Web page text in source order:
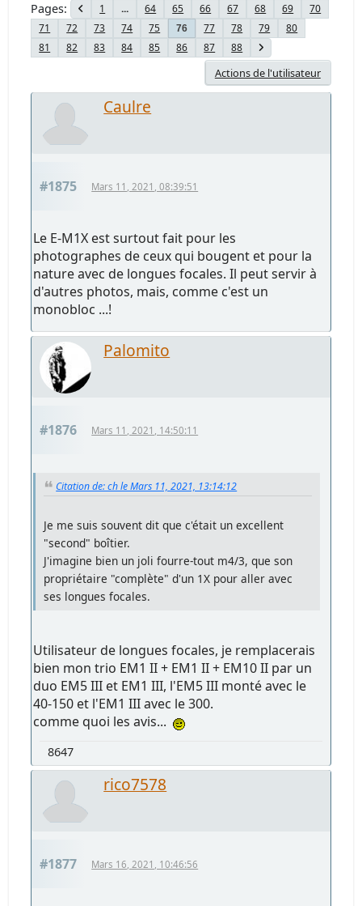
Pages 1 ... 64 65 66 67 68 69
70
71
72 73 74 75 76 77 78 79
80
81
82 83 84 85 86 87 88
Actions de l'utilisateur
Caulre
#1875 Mars 11, 2021, 08:39:51
Le E-M1X est surtout fait pour les
photographes de ceux qui bougent et pour la
nature avec de longues focales. Il peut servir à
d'autres photos, mais, comme c'est un
monobloc ...!
Palomito
#1876 Mars 11, 2021, 14:50:11
Citation de: ch le Mars 11, 2021, 13:14:12
Je me suis souvent dit que c'était un excellent
"second" boîtier.
J'imagine bien un joli fourre-tout m4/3, que son
propriétaire "complète" d'un 1X pour aller avec
ses longues focales.
Utilisateur de longues focales, je remplacerais
bien mon trio EM1 II + EM1 II + EM10 II par un
duo EM5 III et EM1 III, l'EM5 III monté avec le
40-150 et l'EM1 III avec le 300.
comme quoi les avis...
8647
rico7578
#1877 Mars 16, 2021, 10:46:56